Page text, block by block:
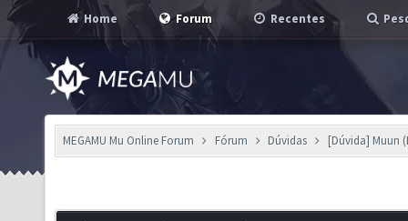
Home Forum Recentes
MEGAMU Mu Online Forum Fórum Dúvidas [Dúvida] Muun